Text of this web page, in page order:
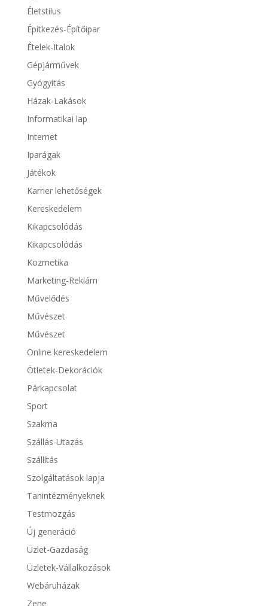
Életstílus
Építkezés-Építőipar
Ételek-Italok
Gépjárművek
Gyógyítás
Házak-Lakások
Informatikai lap
Internet
Iparágak
Játékok
Karrier lehetőségek
Kereskedelem
Kikapcsolódás
Kikapcsolódás
Kozmetika
Marketing-Reklám
Művelődés
Művészet
Művészet
Online kereskedelem
Ötletek-Dekorációk
Párkapcsolat
Sport
Szakma
Szállás-Utazás
Szállítás
Szolgáltatások lapja
Tanintézményeknek
Testmozgás
Új generáció
Üzlet-Gazdaság
Üzletek-Vállalkozások
Webáruházak
Zene